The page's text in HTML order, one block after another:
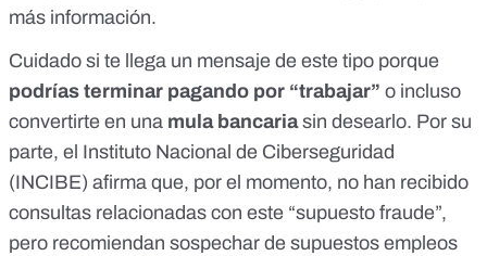
más información.
Cuidado si te llega un mensaje de este tipo porque
podrías terminar pagando por “trabajar” o incluso
convertirte en una mula bancariasin desearlo. Por su
parte, el Instituto Nacional de Ciberseguridad
(INCIBE) afirma que, por el momento, no han recibido
consultas relacionadas con este “supuesto fraude”,
pero recomiendan sospechar de supuestos empleos